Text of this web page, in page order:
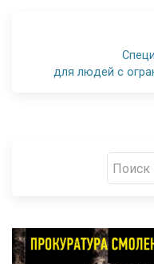
для людей с